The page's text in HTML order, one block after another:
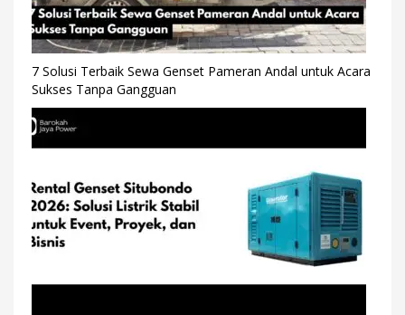
7 Solusi Terbaik Sewa Genset Pameran Andal untuk Acara
Sukses Tanpa Gangguan